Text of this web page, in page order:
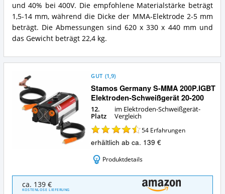
und 40% bei 400V. Die empfohlene Materialstärke beträgt
1,5-14 mm, während die Dicke der MMA-Elektrode 2-5 mm
beträgt. Die Abmessungen sind 620 x 330 x 440 mm und
das Gewicht beträgt 22,4 kg.
Stamos Germany S-MMA 200P.IGBT
Elektroden-Schweißgerät 20-200
GUT (1,9)
12.
Platz
im Elektroden-Schweißgerät-
Vergleich
54 Erfahrungen
erhältlich ab ca. 139 €
Produktdetails
Germany
ca. 139 €
KOSTENLOSE LIEFERUNG